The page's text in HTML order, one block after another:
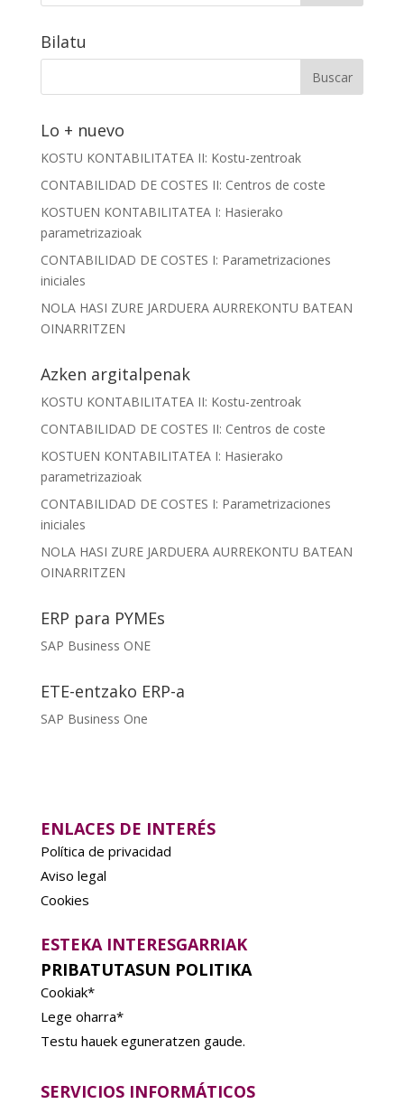
Bilatu
Lo + nuevo
KOSTU KONTABILITATEA II: Kostu-zentroak
CONTABILIDAD DE COSTES II: Centros de coste
KOSTUEN KONTABILITATEA I: Hasierako
parametrizazioak
CONTABILIDAD DE COSTES I: Parametrizaciones
iniciales
NOLA HASI ZURE JARDUERA AURREKONTU BATEAN
OINARRITZEN
Azken argitalpenak
KOSTU KONTABILITATEA II: Kostu-zentroak
CONTABILIDAD DE COSTES II: Centros de coste
KOSTUEN KONTABILITATEA I: Hasierako
parametrizazioak
CONTABILIDAD DE COSTES I: Parametrizaciones
iniciales
NOLA HASI ZURE JARDUERA AURREKONTU BATEAN
OINARRITZEN
ERP para PYMEs
SAP Business ONE
ETE-entzako ERP-a
SAP Business One
ENLACES DE INTERÉS
Política de privacidad
Aviso legal
Cookies
ESTEKA INTERESGARRIAK
PRIBATUTASUN POLITIKA
Cookiak*
Lege oharra*
Testu hauek eguneratzen gaude.
SERVICIOS INFORMÁTICOS